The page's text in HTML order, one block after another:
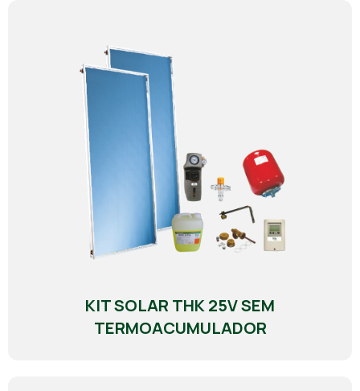
KIT SOLAR THK 25V SEM
TERMOACUMULADOR